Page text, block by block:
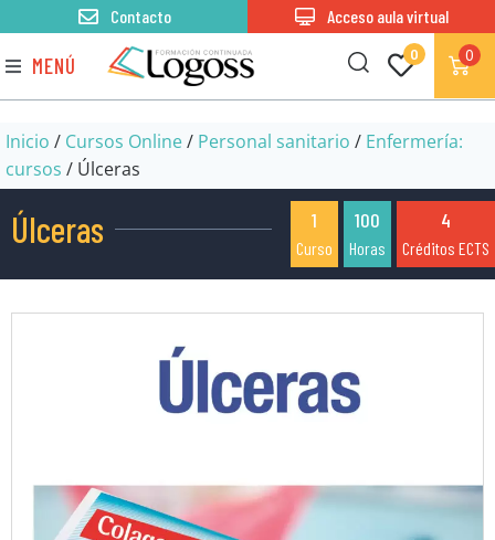
MENÚ 0 0
Contacto Acceso aula virtual
Inicio / Cursos Online/ Personal sanitario / Enfermería:
cursos / Úlceras
Úlceras 1
Curso
100
Horas
4
Créditos ECTS